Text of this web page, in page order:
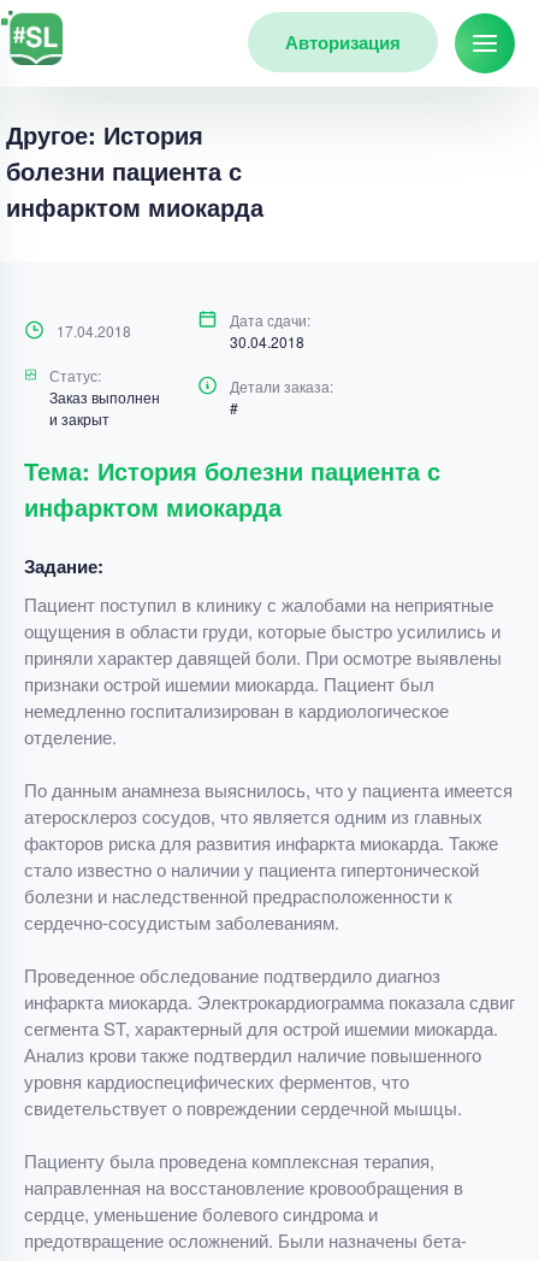
Авторизация
Другое: История
болезни пациента с
инфарктом миокарда
17.04.2018
Дата сдачи:
30.04.2018
Статус:
Заказ выполнен
и закрыт
Детали заказа:
#
Тема: История болезни пациента с
инфарктом миокарда
Задание:
Пациент поступил в клинику с жалобами на неприятные
ощущения в области груди, которые быстро усилились и
приняли характер давящей боли. При осмотре выявлены
признаки острой ишемии миокарда. Пациент был
немедленно госпитализирован в кардиологическое
отделение.
По данным анамнеза выяснилось, что у пациента имеется
атеросклероз сосудов, что является одним из главных
факторов риска для развития инфаркта миокарда. Также
стало известно о наличии у пациента гипертонической
болезни и наследственной предрасположенности к
сердечно-сосудистым заболеваниям.
Проведенное обследование подтвердило диагноз
инфаркта миокарда. Электрокардиограмма показала сдвиг
сегмента ST, характерный для острой ишемии миокарда.
Анализ крови также подтвердил наличие повышенного
уровня кардиоспецифических ферментов, что
свидетельствует о повреждении сердечной мышцы.
Пациенту была проведена комплексная терапия,
направленная на восстановление кровообращения в
сердце, уменьшение болевого синдрома и
предотвращение осложнений. Были назначены бета-